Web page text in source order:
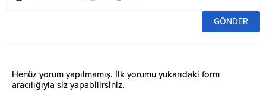
Henüz yorum yapılmamış. İlk yorumu yukarıdaki form
aracılığıyla siz yapabilirsiniz.